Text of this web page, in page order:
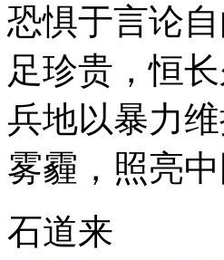
恐惧于言论
足珍贵，恒
兵地以暴力
雾霾，照亮中
石道来